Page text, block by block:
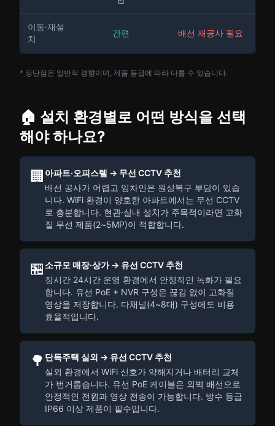
이동·재설
치
간편 배선 재공사 필요
* 장단점은 일반적 경향이며, 제품 등급에 따라 다를 수 있습니다.
🏠 설치 환경별로 어떤 방식을 선택
해야 하나요?
🏢 아파트·오피스텔 → 무선 CCTV 추천
배선 공사가 어렵고 임차인은 원상복구 부담이 있습
니다. WiFi 환경이 양호한 아파트에서는 무선 CCTV
로 충분합니다. 현관·실내 설치가 주목적이라면 고화
질 무선 제품(2~5MP)이 적합합니다.
🏪 소규모 매장·상가 → 유선 CCTV 추천
장시간 24시간 운영 환경에서 안정적인 녹화가 필요
합니다. 유선 PoE + NVR 구성은 끊김 없이 고화질
영상을 저장합니다. 다채널(4~8대) 구성에도 비용
효율적입니다.
🌳 단독주택 실외 → 유선 CCTV 추천
실외 환경에서 WiFi 신호가 약해지거나 배터리 교체
가 번거롭습니다. 유선 PoE 케이블은 외벽 배선으로
안정적인 전원과 영상 전송이 가능합니다. 방수 등급
IP66 이상 제품이 필수입니다.